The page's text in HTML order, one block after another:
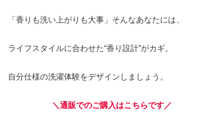
「香りも洗い上がりも大事」そんなあなたには、
ライフスタイルに合わせた“香り設計”がカギ。
自分仕様の洗濯体験をデザインしましょう。
＼通販でのご購入はこちらです／